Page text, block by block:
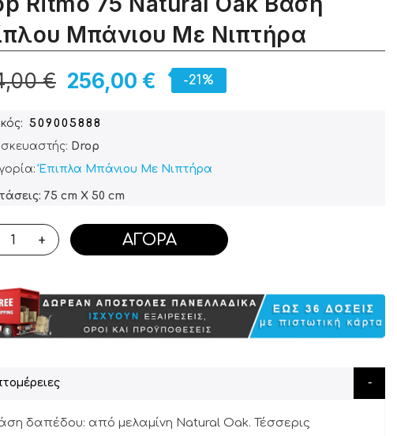
Μπάνιου Με Νιπτήρα
256,00 €
€ -21%
509005888
Drop
Έπιπλα Μπάνιου Με Νιπτήρα
75 cm X 50 cm
+ ΑΓΟΡΆ
δαπέδου: από μελαμίνη Natural Oak. Τέσσερις